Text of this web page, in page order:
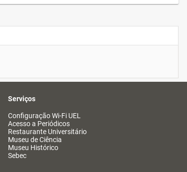
Serviços
Configuração Wi-Fi UEL
Acesso a Periódicos
Restaurante Universitário
Museu de Ciência
Museu Histórico
Sebec